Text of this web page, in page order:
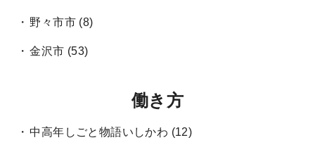
野々市市 (8)
金沢市 (53)
働き方
中高年しごと物語いしかわ (12)